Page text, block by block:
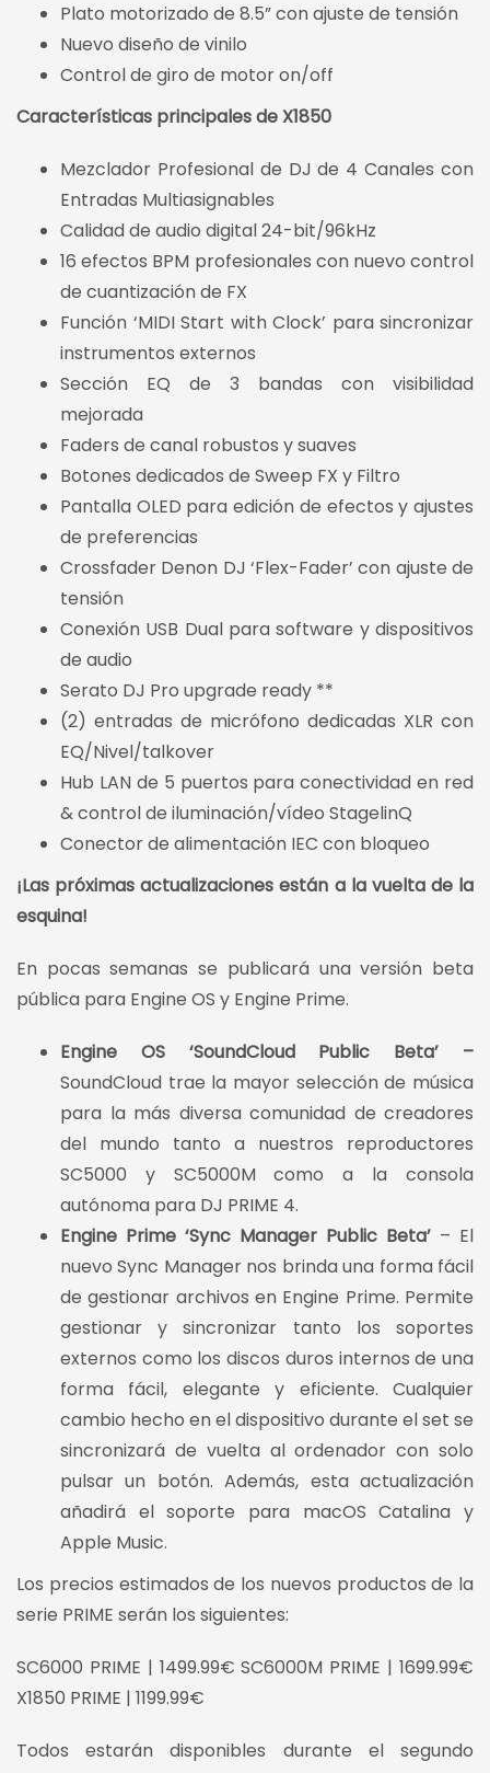
Plato motorizado de 8.5” con ajuste de tensión
Nuevo diseño de vinilo
Control de giro de motor on/off
Características principales de X1850
Mezclador Profesional de DJ de 4 Canales con
Entradas Multiasignables
Calidad de audio digital 24-bit/96kHz
16 efectos BPM profesionales con nuevo control
de cuantización de FX
Función ‘MIDI Start with Clock’ para sincronizar
instrumentos externos
Sección EQ de 3 bandas con visibilidad
mejorada
Faders de canal robustos y suaves
Botones dedicados de Sweep FX y Filtro
Pantalla OLED para edición de efectos y ajustes
de preferencias
Crossfader Denon DJ ‘Flex-Fader’ con ajuste de
tensión
Conexión USB Dual para software y dispositivos
de audio
Serato DJ Pro upgrade ready **
(2) entradas de micrófono dedicadas XLR con
EQ/Nivel/talkover
Hub LAN de 5 puertos para conectividad en red
& control de iluminación/vídeo StagelinQ
Conector de alimentación IEC con bloqueo
¡Las próximas actualizaciones están a la vuelta de la
esquina!
En pocas semanas se publicará una versión beta
pública para Engine OS y Engine Prime.
Engine OS ‘SoundCloud Public Beta’ –
SoundCloud trae la mayor selección de música
para la más diversa comunidad de creadores
del mundo tanto a nuestros reproductores
SC5000 y SC5000M como a la consola
autónoma para DJ PRIME 4.
Engine Prime ‘Sync Manager Public Beta’ – El
nuevo Sync Manager nos brinda una forma fácil
de gestionar archivos en Engine Prime. Permite
gestionar y sincronizar tanto los soportes
externos como los discos duros internos de una
forma fácil, elegante y eficiente. Cualquier
cambio hecho en el dispositivo durante el set se
sincronizará de vuelta al ordenador con solo
pulsar un botón. Además, esta actualización
añadirá el soporte para macOS Catalina y
Apple Music.
Los precios estimados de los nuevos productos de la
serie PRIME serán los siguientes:
SC6000 PRIME | 1499.99€ SC6000M PRIME | 1699.99€
X1850 PRIME | 1199.99€
Todos estarán disponibles durante el segundo